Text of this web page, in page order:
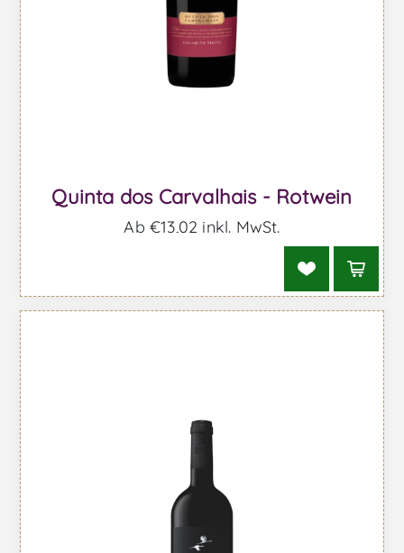
Quinta dos Carvalhais - Rotwein
Ab €13,02 inkl. MwSt.